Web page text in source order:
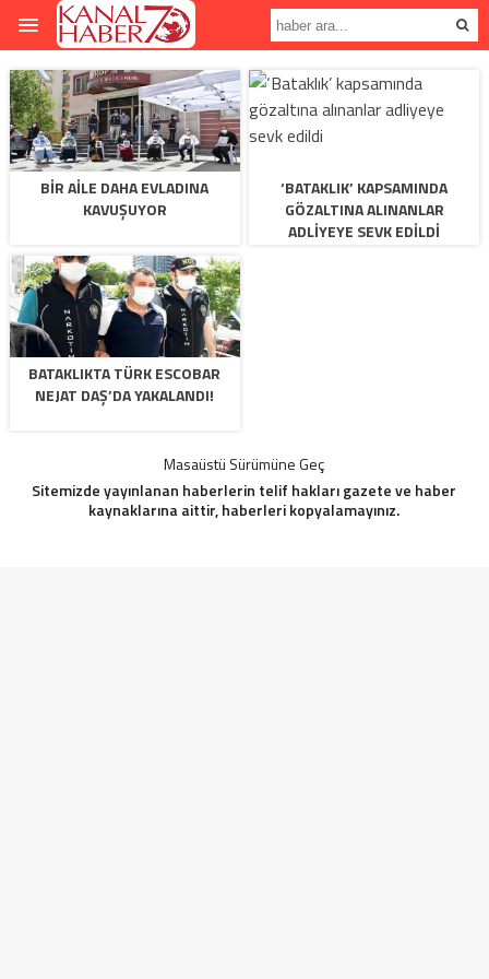
BIR AILE DAHA EVLADINA
KAVUŞUYOR
‘BATAKLIK’ KAPSAMINDA
GÖZALTINA ALINANLAR
ADLIYEYE SEVK EDILDI
BATAKLIKTA TÜRK ESCOBAR
NEJAT DAŞ’DA YAKALANDI!
Masaüstü Sürümüne Geç
Sitemizde yayınlanan haberlerin telif hakları gazete ve haber
kaynaklarına aittir, haberleri kopyalamayınız.